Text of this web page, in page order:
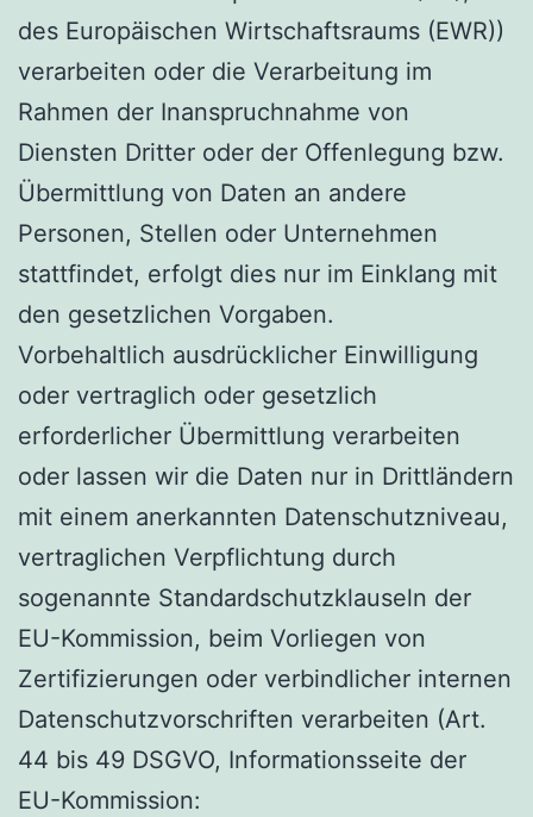
des Europäischen Wirtschaftsraums (EWR))
verarbeiten oder die Verarbeitung im
Rahmen der Inanspruchnahme von
Diensten Dritter oder der Offenlegung bzw.
Übermittlung von Daten an andere
Personen, Stellen oder Unternehmen
stattfindet, erfolgt dies nur im Einklang mit
den gesetzlichen Vorgaben.
Vorbehaltlich ausdrücklicher Einwilligung
oder vertraglich oder gesetzlich
erforderlicher Übermittlung verarbeiten
oder lassen wir die Daten nur in Drittländern
mit einem anerkannten Datenschutzniveau,
vertraglichen Verpflichtung durch
sogenannte Standardschutzklauseln der
EU-Kommission, beim Vorliegen von
Zertifizierungen oder verbindlicher internen
Datenschutzvorschriften verarbeiten (Art.
44 bis 49 DSGVO, Informationsseite der
EU-Kommission: